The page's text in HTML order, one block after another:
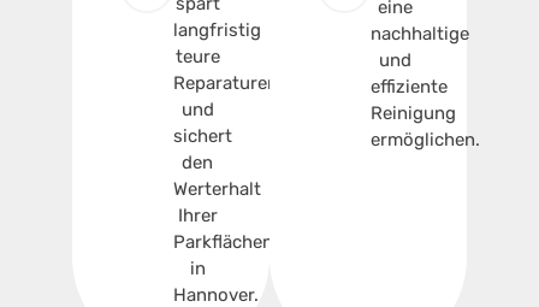
langfristig
teure
Reparaturen
und
sichert
den
Werterhalt
Ihrer
Parkflächen
in
Hannover.
eine
nachhaltige
und
effiziente
Reinigung
ermöglichen.